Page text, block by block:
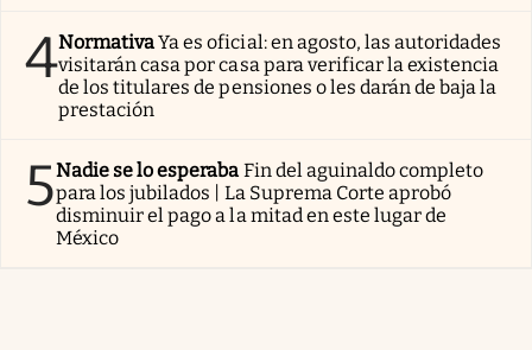
4NormativaYa es oficial: en agosto, las autoridades
visitarán casa por casa para verificar la existencia
de los titulares de pensiones o les darán de baja la
prestación
5Nadie se lo esperaba Fin del aguinaldo completo
para los jubilados | La Suprema Corte aprobó
disminuir el pago a la mitad en este lugar de
México